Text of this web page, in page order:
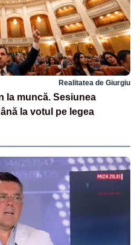
Realitatea de Giurgiu
la muncă. Sesiunea
la votul pe legea